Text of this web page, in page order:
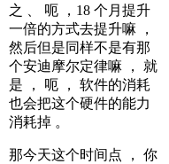
之 、 呃 ，18 个月提升
一倍的方式去提升嘛 ，
然后但是同样不是有那
个安迪摩尔定律嘛 ， 就
是 ， 呃 ， 软件的消耗
也会把这个硬件的能力
消耗掉 。
那今天这个时间点 ， 你